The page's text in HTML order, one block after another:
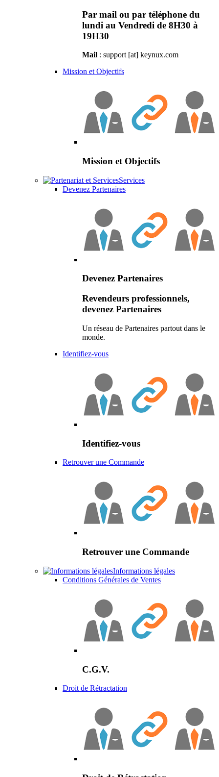
Par mail ou par téléphone du
lundi au Vendredi de 8H30 à
19H30
Mail : support [at] keynux.com
Mission et Objectifs
Mission et Objectifs
Services
Devenez Partenaires
Devenez Partenaires
Revendeurs professionnels,
devenez Partenaires
Un réseau de Partenaires partout dans le
monde.
Identifiez-vous
Identifiez-vous
Retrouver une Commande
Retrouver une Commande
Informations légales
Conditions Générales de Ventes
C.G.V.
Droit de Rétractation